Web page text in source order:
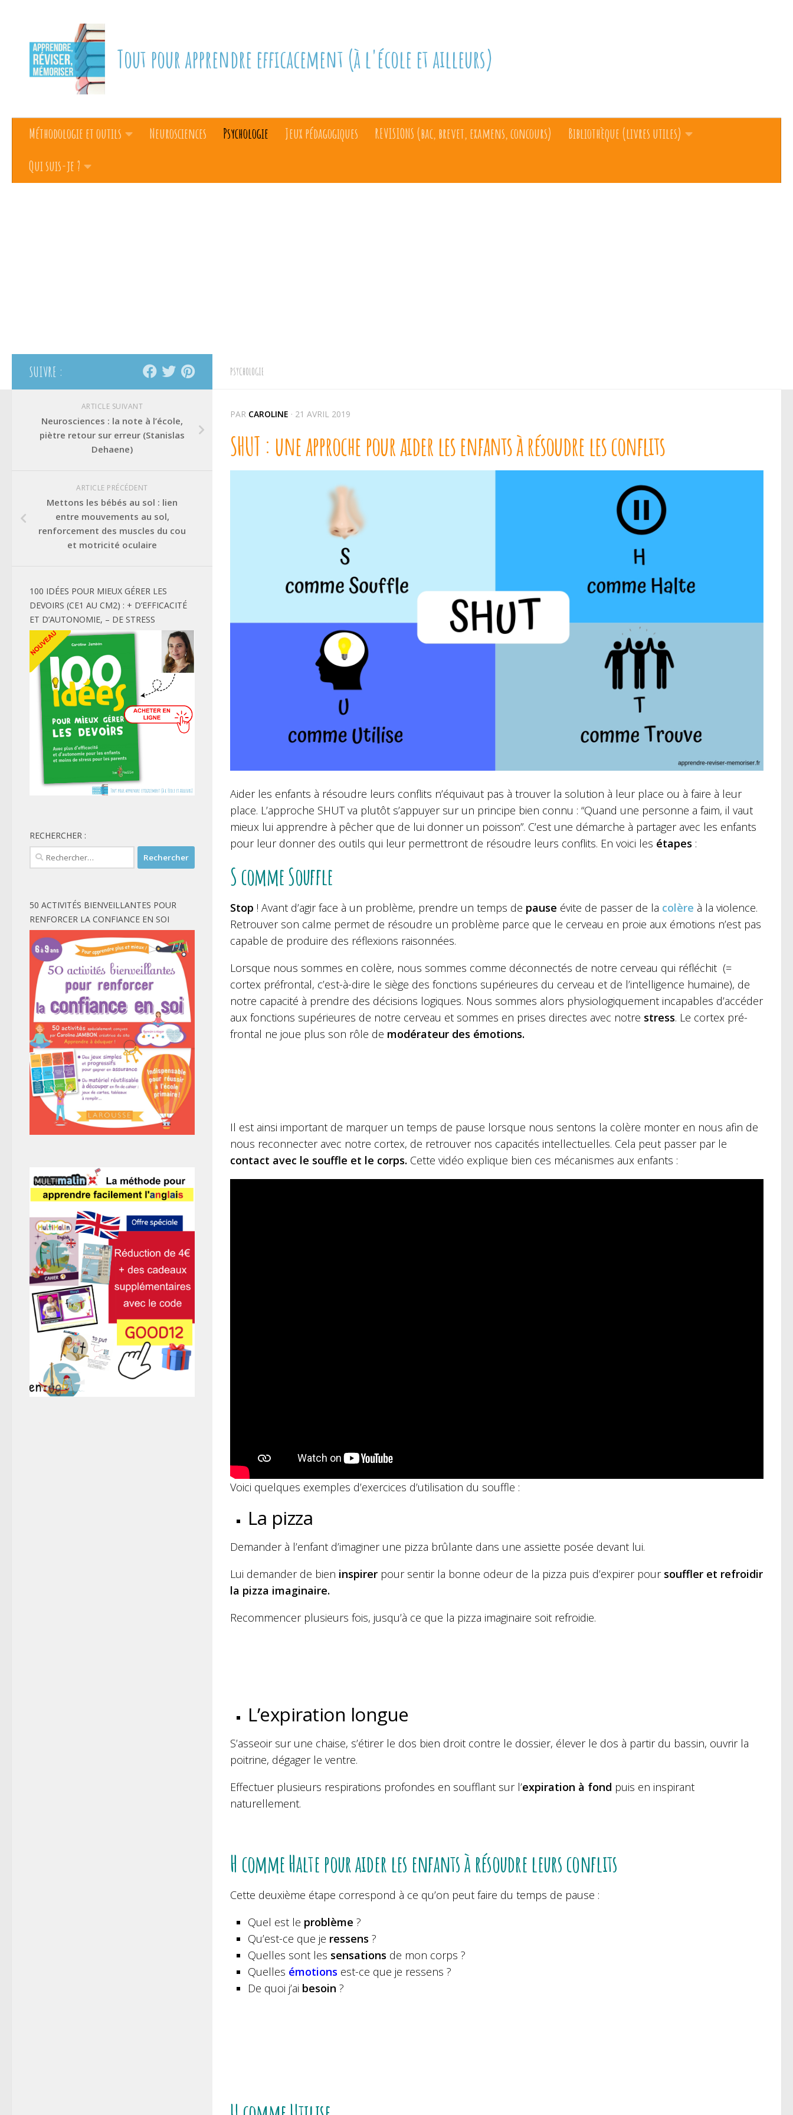
Tout pour apprendre efficacement (à l'école et ailleurs)
Méthodologie et outils Neurosciences Psychologie Jeux pédagogiques REVISIONS (bac, brevet, examens, concours)
Bibliothèque (livres utiles)
Qui suis-je ?
PSYCHOLOGIE
PAR CAROLINE · 21 AVRIL 2019
SHUT : une approche pour aider les enfants à résoudre les conflits
Aider les enfants à résoudre leurs conflits n’équivaut pas à trouver la solution à leur place ou à faire à leur
place. L’approche SHUT va plutôt s’appuyer sur un principe bien connu : “Quand une personne a faim, il vaut
mieux lui apprendre à pêcher que de lui donner un poisson”. C’est une démarche à partager avec les enfants
pour leur donner des outils qui leur permettront de résoudre leurs conflits. En voici les étapes :
S comme Souffle
Stop ! Avant d’agir face à un problème, prendre un temps de pause évite de passer de la colère à la violence.
Retrouver son calme permet de résoudre un problème parce que le cerveau en proie aux émotions n’est pas
capable de produire des réflexions raisonnées.
Lorsque nous sommes en colère, nous sommes comme déconnectés de notre cerveau qui réfléchit (=
cortex préfrontal, c’est-à-dire le siège des fonctions supérieures du cerveau et de l’intelligence humaine), de
notre capacité à prendre des décisions logiques. Nous sommes alors physiologiquement incapables d’accéder
aux fonctions supérieures de notre cerveau et sommes en prises directes avec notre stress. Le cortex pré-
frontal ne joue plus son rôle de modérateur des émotions.
Il est ainsi important de marquer un temps de pause lorsque nous sentons la colère monter en nous afin de
nous reconnecter avec notre cortex, de retrouver nos capacités intellectuelles. Cela peut passer par le
contact avec le souffle et le corps. Cette vidéo explique bien ces mécanismes aux enfants :
Voici quelques exemples d’exercices d’utilisation du souffle :
La pizza
Demander à l’enfant d’imaginer une pizza brûlante dans une assiette posée devant lui.
Lui demander de bien inspirer pour sentir la bonne odeur de la pizza puis d’expirer pour souffler et refroidir
la pizza imaginaire.
Recommencer plusieurs fois, jusqu’à ce que la pizza imaginaire soit refroidie.
L’expiration longue
S’asseoir sur une chaise, s’étirer le dos bien droit contre le dossier, élever le dos à partir du bassin, ouvrir la
poitrine, dégager le ventre.
Effectuer plusieurs respirations profondes en soufflant sur l’expiration à fond puis en inspirant
naturellement.
H comme Halte pour aider les enfants à résoudre leurs conflits
Cette deuxième étape correspond à ce qu’on peut faire du temps de pause :
Quel est le problème ?
Qu’est-ce que je ressens ?
Quelles sont les sensations de mon corps ?
Quelles émotions est-ce que je ressens ?
De quoi j’ai besoin ?
SUIVRE :
ARTICLE SUIVANT
Neurosciences : la note à l’école,
piètre retour sur erreur (Stanislas
Dehaene)
ARTICLE PRÉCÉDENT
Mettons les bébés au sol : lien
entre mouvements au sol,
renforcement des muscles du cou
et motricité oculaire
100 IDÉES POUR MIEUX GÉRER LES
DEVOIRS (CE1 AU CM2) : + D’EFFICACITÉ
ET D’AUTONOMIE, – DE STRESS
RECHERCHER :
Rechercher :
50 ACTIVITÉS BIENVEILLANTES POUR
RENFORCER LA CONFIANCE EN SOI